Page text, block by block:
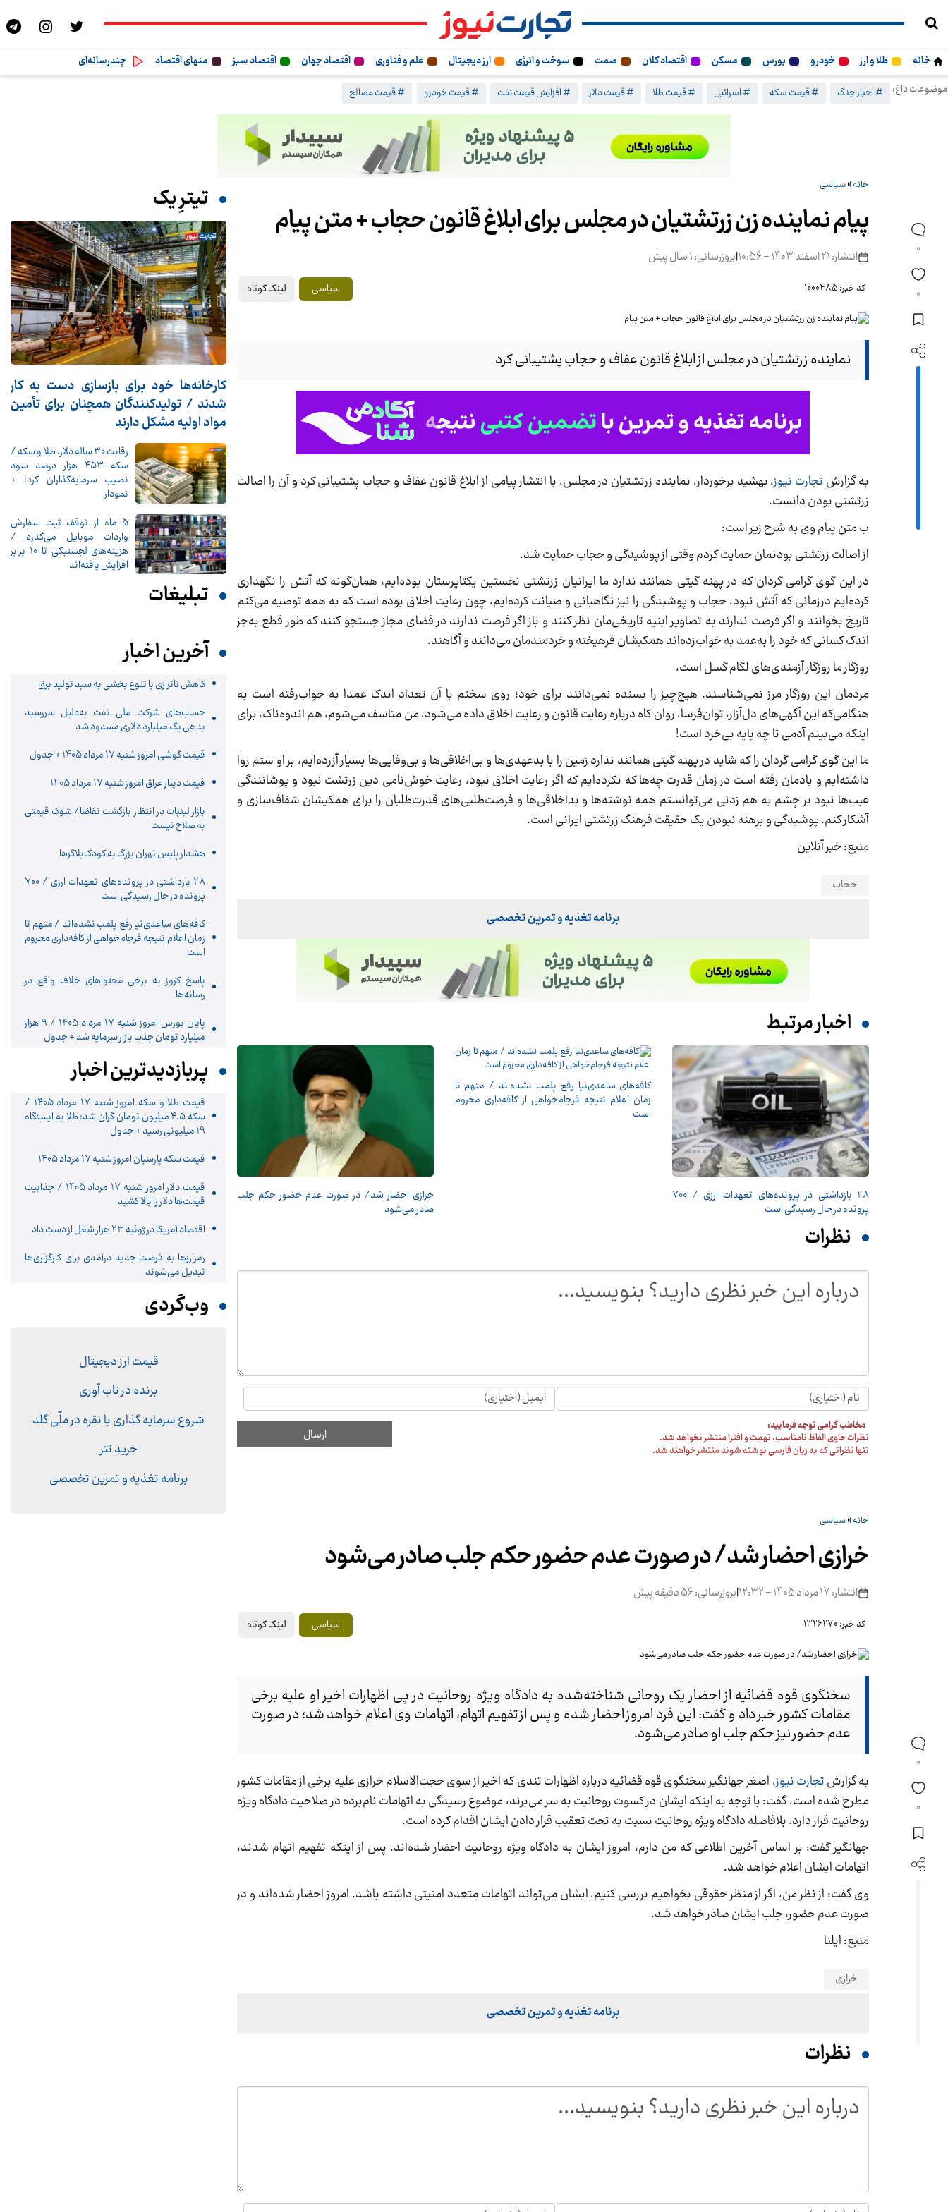
خانه طلا و ارز خودرو بورس مسکن اقتصاد کلان صمت سوخت و انرژی ارز دیجیتال علم و فناوری اقتصاد جهان اقتصاد سبز منهای اقتصاد
چندرسانه‌ای
موضوعات داغ:
# اخبار جنگ # قیمت سکه # اسرائیل # قیمت طلا # قیمت دلار # افزایش قیمت نفت # قیمت خودرو # قیمت مصالح
0
0
خانه»سیاسی
پیام نماینده زن زرتشتیان در مجلس برای ابلاغ قانون حجاب + متن پیام
انتشار: 21 اسفند 1403 - 10:56 |بروزرسانی: 1 سال پیش
کد خبر: 1000485 سیاسی لینک کوتاه
نماینده زرتشتیان در مجلس از ابلاغ قانون عفاف و حجاب پشتیبانی کرد
به گزارش تجارت نیوز، بهشید برخوردار، نماینده زرتشتیان در مجلس، با انتشار پیامی از ابلاغ قانون عفاف و حجاب پشتیبانی کرد و آن را اصالت
زرتشتی بودن دانست.
ب متن پیام وی به شرح زیر است:
از اصالت زرتشتی بودنمان حمایت کردم وقتی از پوشیدگی و حجاب حمایت شد.
در این گوی گرامی گردان که در پهنه گیتی همانند ندارد ما ایرانیان زرتشتی نخستین یکتاپرستان بوده‌ایم، همان‌گونه که آتش را نگهداری
کرده‌ایم درزمانی که آتش نبود، حجاب و پوشیدگی را نیز نگاهبانی و صیانت کرده‌ایم، چون رعایت اخلاق بوده است که به همه توصیه می‌کنم
تاریخ بخوانند و اگر فرصت ندارند به تصاویر ابنیه تاریخی‌مان نظر کنند و باز اگر فرصت ندارند در فضای مجاز جستجو کنند که طور قطع به‌جز
اندک کسانی که خود را به‌عمد به خواب‌زده‌اند همکیشان فرهیخته و خردمندمان می‌دانند و آگاهند.
روزگار ما روزگار آزمندی‌های لگام گسل است،
مردمان این روزگار مرز نمی‌شناسند. هیچ‌چیز را بسنده نمی‌دانند برای خود؛ روی سخنم با آن تعداد اندک عمدا به خواب‌رفته است به
هنگامی‌که این آگهی‌های دل‌آزار، توان‌فرسا، روان کاه درباره رعایت قانون و رعایت اخلاق داده می‌شود، من متاسف می‌شوم، هم اندوه‌ناک، برای
اینکه می‌بینم آدمی تا چه پایه بی‌خرد است!
ما این گوی گرامی گردان را که شاید در پهنه گیتی همانند ندارد زمین را با بدعهدی‌ها و بی‌اخلاقی‌ها و بی‌وفایی‌ها بسیار آزرده‌ایم، بر او ستم روا
داشته‌ایم و یادمان رفته است در زمان قدرت چه‌ها که نکرده‌ایم که اگر رعایت اخلاق نبود، رعایت خوش‌نامی دین زرتشت نبود و پوشانندگی
عیب‌ها نبود بر چشم به هم زدنی می‌توانستم همه نوشته‌ها و بداخلاقی‌ها و فرصت‌طلبی‌های قدرت‌طلبان را برای همکیشان شفاف‌سازی و
آشکار کنم. پوشیدگی و برهنه نبودن یک حقیقت فرهنگ زرتشتی ایرانی است.
منبع: خبر آنلاین
حجاب
برنامه تغذیه و تمرین تخصصی
اخبار مرتبط
۲۸ بازداشتی در پرونده‌های تعهدات ارزی / ۷۰۰
پرونده در حال رسیدگی است
کافه‌های ساعدی‌نیا رفع پلمب نشده‌اند / متهم تا
زمان اعلام نتیجه فرجام‌خواهی از کافه‌داری محروم
است
خرازی احضار شد/ در صورت عدم حضور حکم جلب
صادر می‌شود
نظرات
مخاطب گرامی توجه فرمایید:
نظرات حاوی الفاظ نامناسب، تهمت و افترا منتشر نخواهد شد.
تنها نظراتی که به زبان فارسی نوشته شوند منتشر خواهند شد.
تیترِ یک
کارخانه‌ها خود برای بازسازی دست به کار
شدند / تولیدکنندگان همچنان برای تأمین
مواد اولیه مشکل دارند
رقابت ۳۰ ساله دلار، طلا و سکه /
سکه ۴۵۳ هزار درصد سود
نصیب سرمایه‌گذاران کرد! +
نمودار
5 ماه از توقف ثبت سفارش
واردات موبایل می‌گذرد /
هزینه‌های لجستیکی تا 10 برابر
افزایش یافته‌اند
تبلیغات
آخرین اخبار
کاهش ناترازی با تنوع بخشی به سبد تولید برق
حساب‌های شرکت ملی نفت به‌دلیل سررسید
بدهی یک میلیارد دلاری مسدود شد
قیمت گوشی امروز شنبه 17 مرداد 1405 + جدول
قیمت دینار عراق امروز شنبه 17 مرداد 1405
بازار لبنیات در انتظار بازگشت تقاضا/ شوک قیمتی
به صلاح نیست
هشدار پلیس تهران بزرگ به کودک‌بلاگرها
۲۸ بازداشتی در پرونده‌های تعهدات ارزی / ۷۰۰
پرونده در حال رسیدگی است
کافه‌های ساعدی‌نیا رفع پلمب نشده‌اند / متهم تا
زمان اعلام نتیجه فرجام‌خواهی از کافه‌داری محروم
است
پاسخ کروز به برخی محتواهای خلاف واقع در
رسانه‌ها
پایان بورس امروز شنبه 17 مرداد 1405 / 9 هزار
میلیارد تومان جذب بازار سرمایه شد + جدول
پربازدیدترین اخبار
قیمت طلا و سکه امروز شنبه ۱۷ مرداد ۱۴۰۵ /
سکه ۴.۵ میلیون تومان گران شد؛ طلا به ایستگاه
19 میلیونی رسید + جدول
قیمت سکه پارسیان امروز شنبه ۱۷ مرداد ۱۴۰۵
قیمت دلار امروز شنبه 17 مرداد 1405 / جذابیت
قیمت‌ها دلار را بالا کشید
اقتصاد آمریکا در ژوئیه 23 هزار شغل از دست داد
رمزارزها به فرصت جدید درآمدی برای کارگزاری‌ها
تبدیل می‌شوند
وب‌گردی
قیمت ارز دیجیتال
برنده در تاب آوری
شروع سرمایه گذاری با نقره در ملّی گلد
خرید تتر
برنامه تغذیه و تمرین تخصصی